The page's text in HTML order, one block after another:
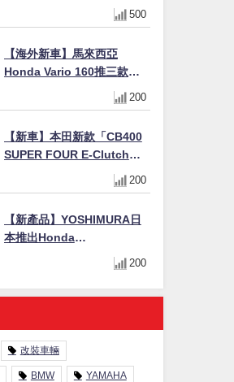
Tracker風格｜ 女車主的機車
人生蛻變記
500
【海外新車】馬來西亞
Honda Vario 160推三款新
色！售價10,498令吉(約台幣
7.1萬/港幣1.99萬)
200
【新車】本田新款「CB400
SUPER FOUR E-Clutch」
99萬8800日圓上市 8/21登場
新設計直列四缸引擎58匹馬
200
【新產品】YOSHIMURA日
本推出Honda
CB1000F/CB1000 HORNET
專用水箱護網，六角網紋設
計質感升級
200
改裝車輛
BMW YAMAHA